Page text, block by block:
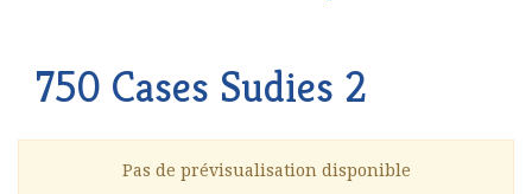
750 Cases Sudies 2
Pas de prévisualisation disponible